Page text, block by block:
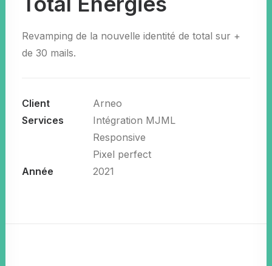
Revamping de la nouvelle identité de total sur +
de 30 mails.
Client
Arneo
Services
Intégration MJML
Responsive
Pixel perfect
Année
2021